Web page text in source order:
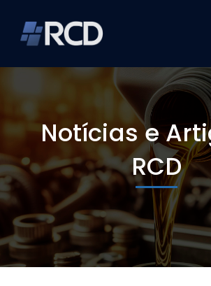
Notícias e
RCD